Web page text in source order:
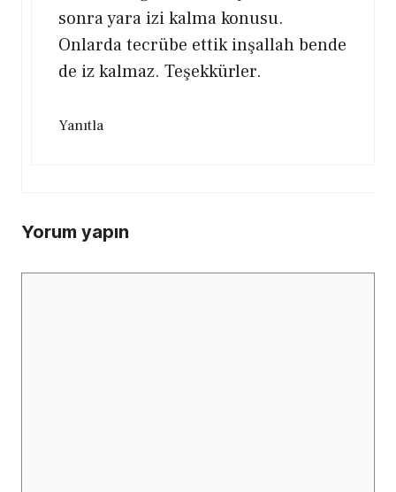
sonra yara izi kalma konusu.
Onlarda tecrübe ettik inşallah bende
de iz kalmaz. Teşekkürler.
Yanıtla
Yorum yapın